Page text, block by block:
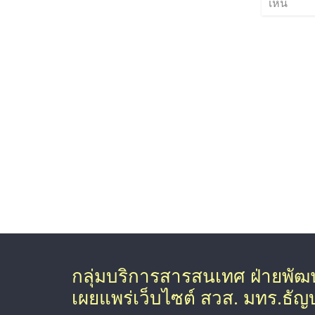
กลุ่มบริการสารสนเทศ ฝ่ายพั
เผยแพร่เว็บไซต์ สวส. มทร.ธัญ